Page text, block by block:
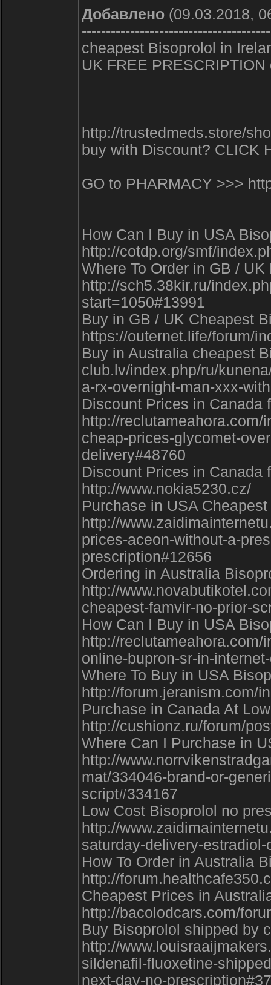
Добавлено (09.03.2018,
cheapest Bisoprolol in
UK FREE PRESCRIPTION
http://trustedmeds.store/
buy with Discount? CLICK
GO to PHARMACY >>>
How Can I Buy in USA
http://cotdp.org/smf/
Where To Order in GB /
http://sch5.38kir.ru/
start=1050#13991
Buy in GB / UK Cheapest
https://outernet.life/forum/
Buy in Australia cheapest
club.lv/index.php/ru/
a-rx-overnight-man-xxx-
Discount Prices in Canada
http://
cheap-prices-glycomet-
delivery#48760
Discount Prices in Canada
http://www.nokia5230.cz/
Purchase in USA
http://
prices-aceon-without-a-
prescription#12656
Ordering in Australia
http://
cheapest-famvir-no-prior-
How Can I Buy in USA
http://
online-bupron-sr-in-
Where To Buy in USA
http://forum.jeranism.com/
Purchase in Canada At
http://cushionz.ru/forum/
Where Can I Purchase in
http://
mat/334046-brand-or-
script#334167
Low Cost Bisoprolol no
http://
saturday-delivery-
How To Order in Australia
http://
Cheapest Prices in
http://bacolodcars.com/
Buy Bisoprolol shipped by
http://
sildenafil-fluoxetine-
next-day-no-